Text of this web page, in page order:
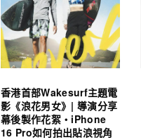
香港首部Wakesurf主題電
影《浪花男女》| 導演分享
幕後製作花絮・iPhone
16 Pro如何拍出貼浪視角